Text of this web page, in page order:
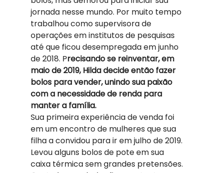
jornada nesse mundo. Por muito tempo
trabalhou como supervisora de
operações em institutos de pesquisas
até que ficou desempregada em junho
de 2018. Precisando se reinventar, em
maio de 2019, Hilda decide então fazer
bolos para vender, unindo sua paixão
com a necessidade de renda para
manter a família.
Sua primeira experiência de venda foi
em um encontro de mulheres que sua
filha a convidou para ir em julho de 2019.
Levou alguns bolos de pote em sua
caixa térmica sem grandes pretensões.